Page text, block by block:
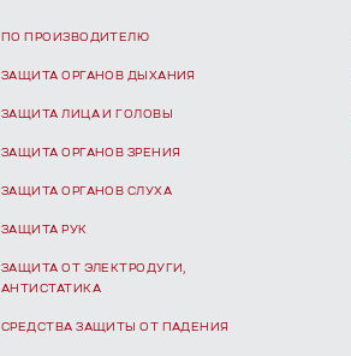
ПО ПРОИЗВОДИТЕЛЮ
ЗАЩИТА ОРГАНОВ ДЫХАНИЯ
ЗАЩИТА ЛИЦА И ГОЛОВЫ
ЗАЩИТА ОРГАНОВ ЗРЕНИЯ
ЗАЩИТА ОРГАНОВ СЛУХА
ЗАЩИТА РУК
ЗАЩИТА ОТ ЭЛЕКТРОДУГИ,
АНТИСТАТИКА
СРЕДСТВА ЗАЩИТЫ ОТ ПАДЕНИЯ